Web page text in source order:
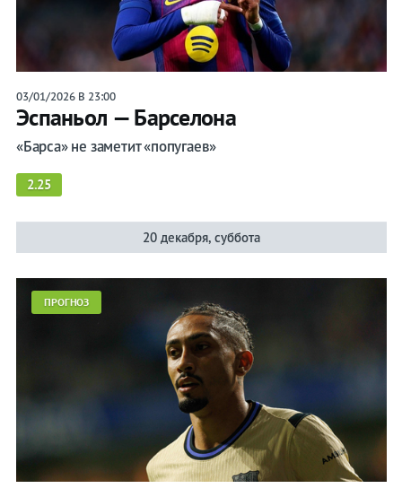
03/01/2026 В 23:00
Эспаньол — Барселона
«Барса» не заметит «попугаев»
2.25
20 декабря, суббота
ПРОГНОЗ